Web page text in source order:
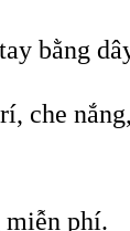
bằng
che
miễn phí.